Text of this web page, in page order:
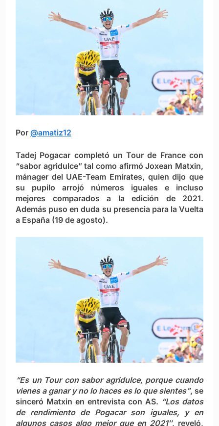
Por @amatiz12
Tadej Pogacar completó un Tour de France con
“sabor agridulce” tal como afirmó Joxean Matxin,
mánager del UAE-Team Emirates, quien dijo que
su pupilo arrojó números iguales e incluso
mejores comparados a la edición de 2021.
Además puso en duda su presencia para la Vuelta
a España (19 de agosto).
“Es un Tour con sabor agridulce, porque cuando
vienes a ganar y no lo haces es lo que sientes”, se
sinceró Matxin en entrevista con AS. “Los datos
de rendimiento de Pogacar son iguales, y en
algunos casos algo mejor que en 2021″, reveló,